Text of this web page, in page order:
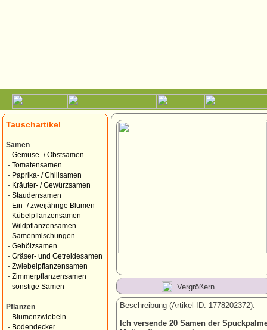
Tauschartikel
Samen
- Gemüse- / Obstsamen
- Tomatensamen
- Paprika- / Chilisamen
- Kräuter- / Gewürzsamen
- Staudensamen
- Ein- / zweijährige Blumen
- Kübelpflanzensamen
- Wildpflanzensamen
- Samenmischungen
- Gehölzsamen
- Gräser- und Getreidesamen
- Zwiebelpflanzensamen
- Zimmerpflanzensamen
- sonstige Samen
Pflanzen
- Blumenzwiebeln
- Bodendecker
Vergrößern
Beschreibung (Artikel-ID: 1778202372):
Ich versende 20 Samen der